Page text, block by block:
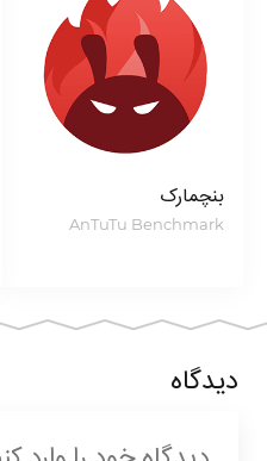
دهید.
7. کیفیت بالای طراحی‌های
می‌دهد تا طراحی‌های با
8. محیط کاربری فوق العاده
این اپلیکیشن با این
می‌توانید آخرین نسخه
بنچمارک
AnTuTu Benchmark
دیدگاه